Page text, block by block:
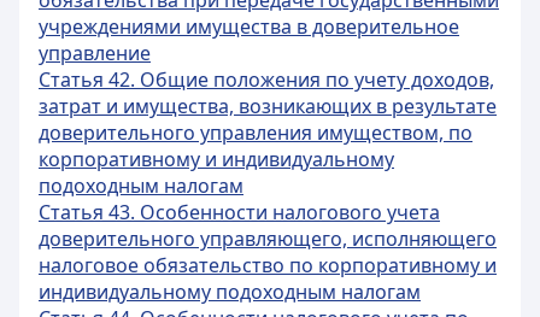
учреждениями имущества в доверительное
управление
Статья 42. Общие положения по учету доходов,
затрат и имущества, возникающих в результате
доверительного управления имуществом, по
корпоративному и индивидуальному
подоходным налогам
Статья 43. Особенности налогового учета
доверительного управляющего, исполняющего
налоговое обязательство по корпоративному и
индивидуальному подоходным налогам